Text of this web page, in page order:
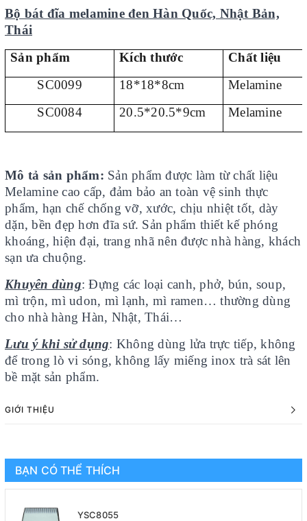
Bộ bát đĩa melamine đen Hàn Quốc, Nhật Bản,
Thái
Sản phẩm
Kích thước
Chất liệu
SC0099
18*18*8cm
Melamine
SC0084
20.5*20.5*9cm Melamine
Mô tả sản phẩm: Sản phẩm được làm từ chất liệu
Melamine cao cấp, đảm bảo an toàn vệ sinh thực
phẩm, hạn chế chống vỡ, xước, chịu nhiệt tốt, dày
dặn, bền đẹp hơn đĩa sứ. Sản phẩm thiết kế phóng
khoáng, hiện đại, trang nhã nên được nhà hàng, khách
sạn ưa chuộng.
Khuyên dùng: Đựng các loại canh, phở, bún, soup,
mì trộn, mì udon, mì lạnh, mì ramen… thường dùng
cho nhà hàng Hàn, Nhật, Thái…
Lưu ý khi sử dụng: Không dùng lửa trực tiếp, không
để trong lò vi sóng, không lấy miếng inox trà sát lên
bề mặt sản phẩm.
GIỚI THIỆU
BẠN CÓ THỂ THÍCH
YSC8055